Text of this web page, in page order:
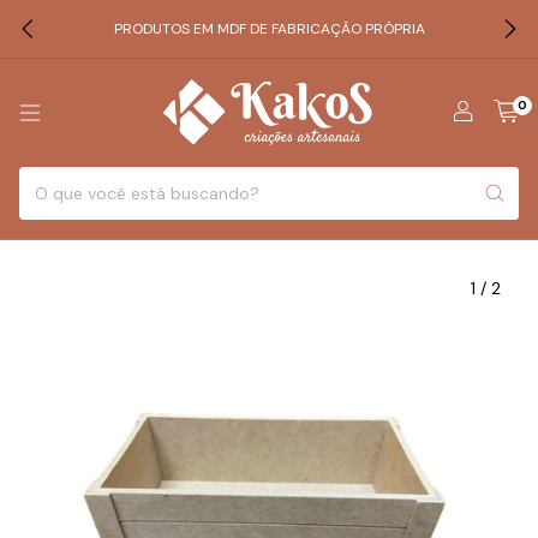
PRODUTOS EM MDF DE FABRICAÇÃO PRÓPRIA
0
1 / 2